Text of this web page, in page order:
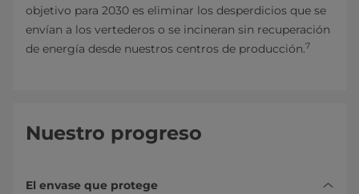
objetivo para 2030 es eliminar los desperdicios que se
envían a los vertederos o se incineran sin recuperación
de energía desde nuestros centros de producción.7
Nuestro progreso
El envase que protege